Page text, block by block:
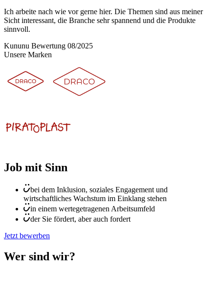
Ich arbeite nach wie vor gerne hier. Die Themen sind aus meiner
Sicht interessant, die Branche sehr spannend und die Produkte
sinnvoll.
Kununu Bewertung 08/2025
Unsere Marken
Job mit Sinn
bei dem Inklusion, soziales Engagement und
wirtschaftliches Wachstum im Einklang stehen
in einem wertegetragenen Arbeitsumfeld
der Sie fördert, aber auch fordert
Jetzt bewerben
Wer sind wir?